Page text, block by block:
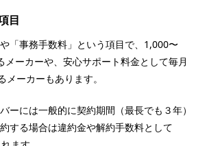
目
「事務手数料」という項目で、1,000〜
メーカーや、安心サポート料金として毎月
ーカーもあります。
ーには一般的に契約期間（最長でも３年）
する場合は違約金や解約手数料として